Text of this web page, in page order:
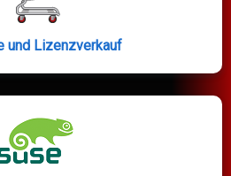
und Lizenzverkauf